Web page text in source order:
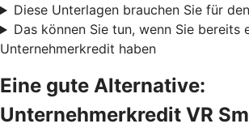
Diese Unterlagen brauchen Sie für
Das können Sie tun, wenn Sie bereits
Unternehmerkredit haben
Eine gute Alternative:
Unternehmerkredit VR